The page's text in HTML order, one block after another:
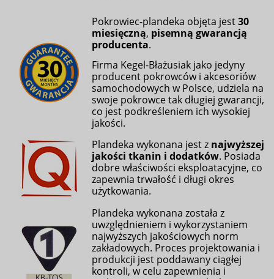
Pokrowiec-plandeka objęta jest30
miesięczną, pisemną gwarancją
producenta.
Firma Kegel-Błażusiak jako jedyny
producent pokrowców i akcesoriów
samochodowych w Polsce, udziela na
swoje pokrowce tak długiej gwarancji,
co jest podkreśleniem ich wysokiej
jakości.
Plandeka wykonana jest z najwyższej
jakości tkanin i dodatków. Posiada
dobre właściwości eksploatacyjne, co
zapewnia trwałość i długi okres
użytkowania.
Plandeka wykonana została z
uwzględnieniem i wykorzystaniem
najwyższych jakościowych norm
zakładowych. Proces projektowania i
produkcji jest poddawany ciągłej
kontroli, w celu zapewnienia i